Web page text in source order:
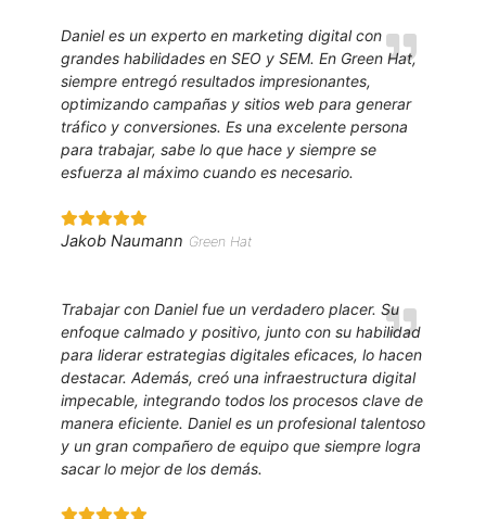
Daniel es un experto en marketing digital con
grandes habilidades en SEO y SEM. En Green Hat,
siempre entregó resultados impresionantes,
optimizando campañas y sitios web para generar
tráfico y conversiones. Es una excelente persona
para trabajar, sabe lo que hace y siempre se
esfuerza al máximo cuando es necesario.
Jakob Naumann Green Hat
Trabajar con Daniel fue un verdadero placer. Su
enfoque calmado y positivo, junto con su habilidad
para liderar estrategias digitales eficaces, lo hacen
destacar. Además, creó una infraestructura digital
impecable, integrando todos los procesos clave de
manera eficiente. Daniel es un profesional talentoso
y un gran compañero de equipo que siempre logra
sacar lo mejor de los demás.